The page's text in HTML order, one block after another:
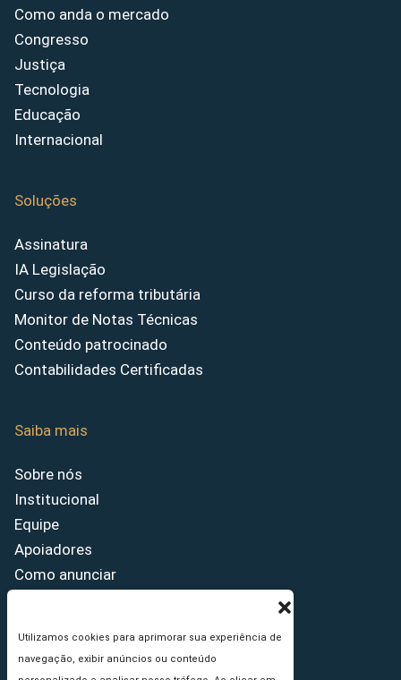
Utilizamos cookies para aprimorar sua experiência de
navegação, exibir anúncios ou conteúdo
Como anda o mercado
Congresso
Justiça
Tecnologia
Educação
Internacional
Soluções
Assinatura
IA Legislação
Curso da reforma tributária
Monitor de Notas Técnicas
Conteúdo patrocinado
Contabilidades Certificadas
Saiba mais
Sobre nós
Institucional
Equipe
Apoiadores
Como anunciar
Princípios Editoriais